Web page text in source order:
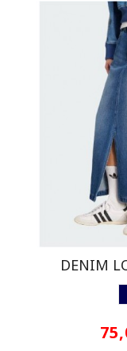
DENIM